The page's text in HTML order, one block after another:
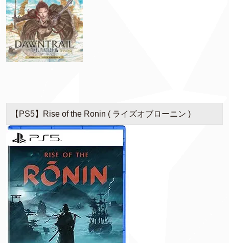
【PS5】Rise of the Ronin ( ライズオブローニン )